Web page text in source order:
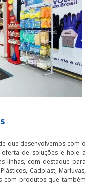
que desenvolvemos com o
de soluções e hoje a
linhas, com destaque para
Cadplast, Marluvas,
com produtos que também